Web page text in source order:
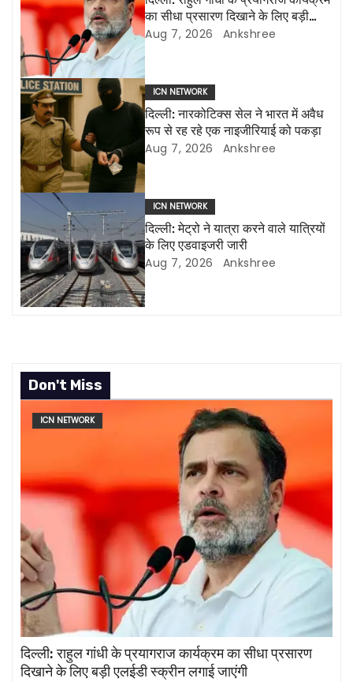
v
i
g
a
t
i
o
n
का सीधा प्रसारण दिखाने के लिए बड़ी
एलईडी स्क्रीन लगाई जाएंगी
Aug 7, 2026 Ankshree
ICN NETWORK
दिल्ली: नारकोटिक्स सेल ने भारत में अवैध
रूप से रह रहे एक नाइजीरियाई को पकड़ा
Aug 7, 2026 Ankshree
ICN NETWORK
दिल्ली: मेट्रो ने यात्रा करने वाले यात्रियों
के लिए एडवाइजरी जारी
Aug 7, 2026 Ankshree
Don't Miss
ICN NETWORK
दिल्ली: राहुल गांधी के प्रयागराज कार्यक्रम का सीधा प्रसारण
दिखाने के लिए बड़ी एलईडी स्क्रीन लगाई जाएंगी